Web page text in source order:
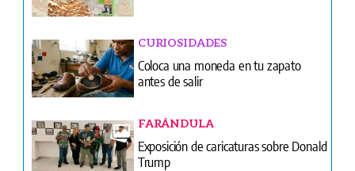
CURIOSIDADES
Coloca una moneda en tu zapato
antes de salir
FARÁNDULA
Exposición de caricaturas sobre Donald
Trump